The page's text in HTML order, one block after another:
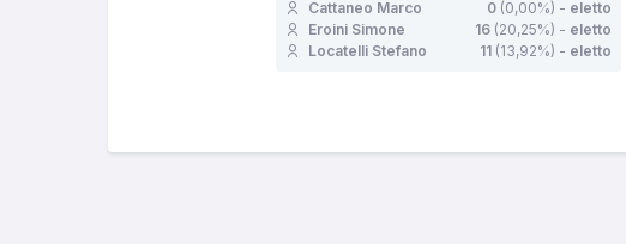
Cattaneo Marco
0 (0,00%) - eletto
Eroini Simone
16 (20,25%) - eletto
Locatelli Stefano
11 (13,92%) - eletto